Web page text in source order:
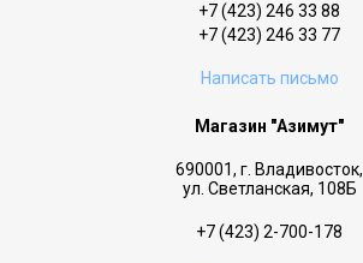
+7 (423) 246 33 88
+7 (423) 246 33 77
Написать письмо
Магазин "Азимут"
690001, г. Владивосток,
ул. Светланская, 108Б
+7 (423) 2-700-178